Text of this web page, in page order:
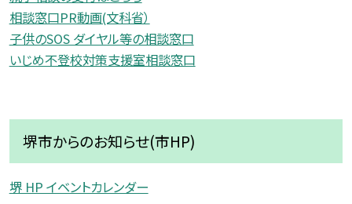
相談窓口PR動画(文科省）
子供のSOS ダイヤル等の相談窓口
いじめ不登校対策支援室相談窓口
堺市からのお知らせ(市HP)
堺 HP イベントカレンダー